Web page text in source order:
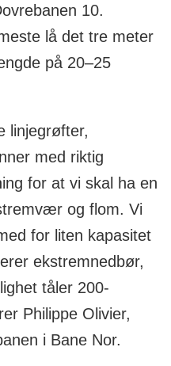
10.
lå det tre meter
på 20–25
linjegrøfter,
med riktig
for at vi skal ha en
og flom. Vi
for liten kapasitet
ekstremnedbør,
tåler 200-
Philippe Olivier,
i Bane Nor.